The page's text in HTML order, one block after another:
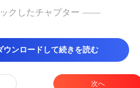
に置き、3階建ての別
クしたチャプター ——
ウンロードして続きを読む
次へ